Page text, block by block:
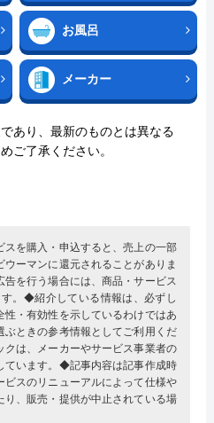
お風呂
メーカー
あり、最新のものとは異なる
ご了承ください。
を購入・申込すると、売上の一部
ーマンに還元されることがありま
を行う場合には、商品・サービス
。◆紹介している情報は、必ずし
性・有効性を示しているわけではあ
ぶときの参考情報としてご利用くだ
は、メーカーやサービス事業者の
ています。◆記事内容は記事作成時
スのリニューアルによって仕様や
、販売・提供が中止されている場